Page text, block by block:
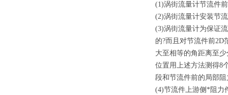
(1)涡街流量计节流件
(2)涡街流量计安装节
(3)涡街流量计为保证
的?而且对节流件前2D
大至相等的角距离至
位置用上述方法测得8
段和节流件前的局部
(4)节流件上游侧*阻力